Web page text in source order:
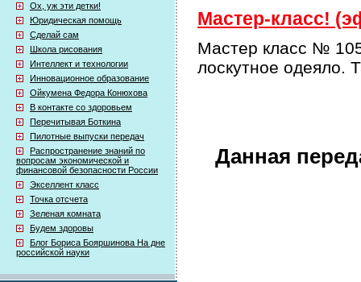
Ох, уж эти детки!
Юридическая помощь
Сделай сам
Школа рисования
Интеллект и технологии
Инновационное образование
Ойкумена Федора Конюхова
В контакте со здоровьем
Перечитывая Боткина
Пилотные выпуски передач
Распространение знаний по
вопросам экономической и
финансовой безопасности России
Экселлент класс
Точка отсчета
Зеленая комната
Будем здоровы
Блог Бориса Бояршинова На дне
российской науки
Мастер-класс!
Мастер класс №
лоскутное одеяло.
Данная